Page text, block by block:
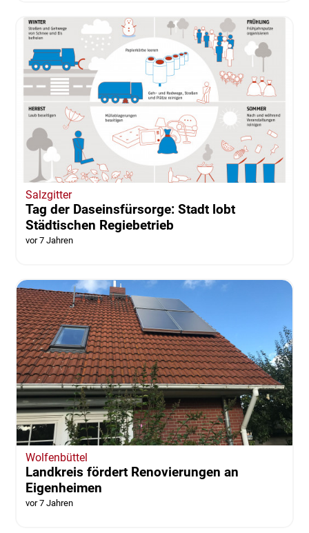
Salzgitter
Tag der Daseinsfürsorge: Stadt lobt
Städtischen Regiebetrieb
vor 7 Jahren
Wolfenbüttel
Landkreis fördert Renovierungen an
Eigenheimen
vor 7 Jahren